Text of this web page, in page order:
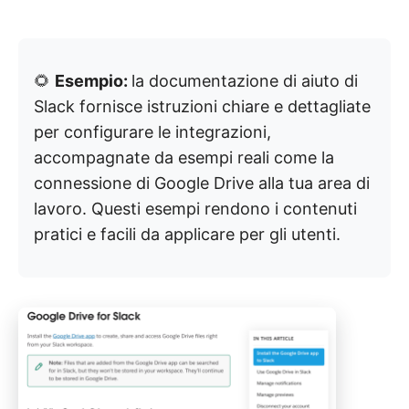
🌻 Esempio: la documentazione di aiuto di
Slack fornisce istruzioni chiare e dettagliate
per configurare le integrazioni,
accompagnate da esempi reali come la
connessione di Google Drive alla tua area di
lavoro. Questi esempi rendono i contenuti
pratici e facili da applicare per gli utenti.